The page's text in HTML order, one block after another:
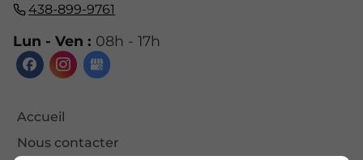
438-899-9761
Lun - Ven : 08h - 17h
Accueil
Nous contacter